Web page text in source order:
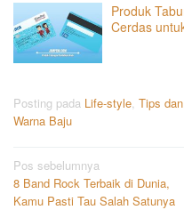
Produk
Cerdas
Posting pada Life-style Tips
Warna Baju
Navigasi
pos
Pos sebelumnya
8 Band Rock Terbaik di Dunia,
Kamu Pasti Tau Salah Satunya